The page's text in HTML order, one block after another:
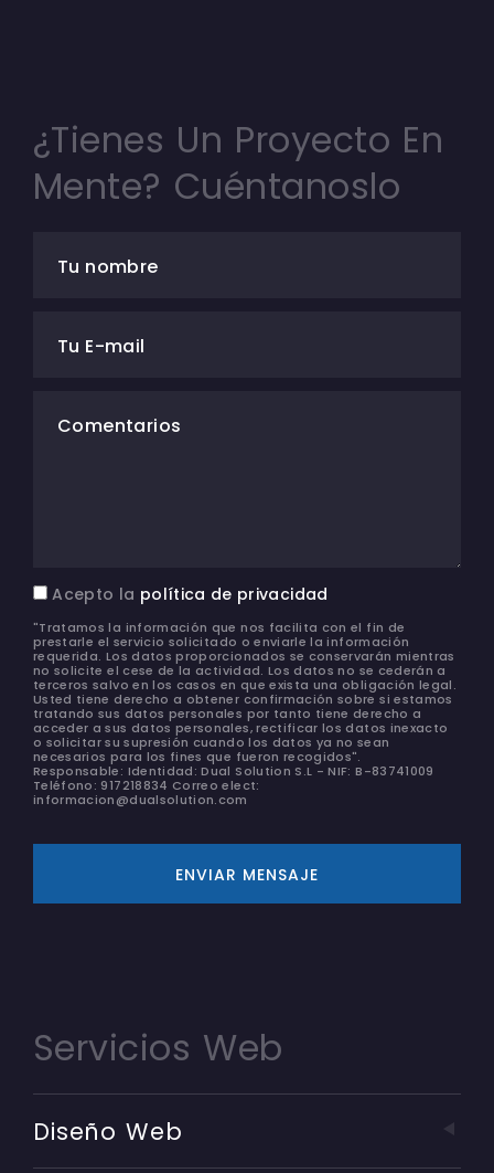
¿Tienes Un Proyecto En
Mente? Cuéntanoslo
Tu nombre
Tu E-mail
Comentarios
Acepto la política de privacidad
"Tratamos la información que nos facilita con el fin de
prestarle el servicio solicitado o enviarle la información
requerida. Los datos proporcionados se conservarán mientras
no solicite el cese de la actividad. Los datos no se cederán a
terceros salvo en los casos en que exista una obligación legal.
Usted tiene derecho a obtener confirmación sobre si estamos
tratando sus datos personales por tanto tiene derecho a
acceder a sus datos personales, rectificar los datos inexacto
o solicitar su supresión cuando los datos ya no sean
necesarios para los fines que fueron recogidos".
Responsable: Identidad: Dual Solution S.L - NIF: B-83741009
Teléfono: 917218834 Correo elect:
informacion@dualsolution.com
ENVIAR MENSAJE
Servicios Web
Diseño Web